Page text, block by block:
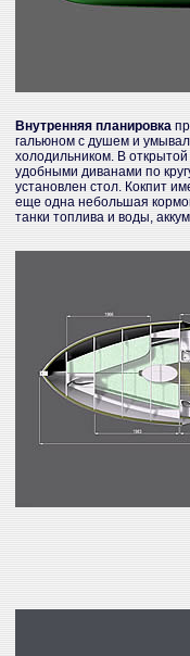
Внутренняя планировка
гальюном с душем и
холодильником. В
удобными диванами по
установлен стол. Кокпит
еще одна небольшая
танки топлива и воды,